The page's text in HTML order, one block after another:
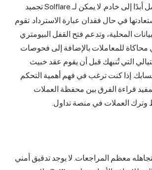
على جهازك ولا تُرسل أبدًا إلى خادم. لا يمكن لـ Solflare تجميد
في حال فقدان عبارة الاسترداد. تقوم
المحلية، وتدعم فتح القفل البيومتري
محاكاة للمعاملات بالإضافة إلى فحوصات
التي تُنبهك قبل أن يقوم عقد خبيث
إذا كنت ترغب في فهم أهمية التحكم
قراءة الفرق بين محفظة العملات
وترك العملات في منصة تداول.
معظم المراجعات. لا يوجد تدقيق أمني